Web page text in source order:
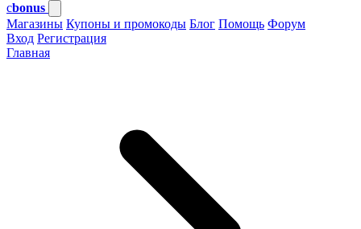
cbonus
Магазины Купоны и промокоды Блог Помощь Форум
Вход Регистрация
Главная